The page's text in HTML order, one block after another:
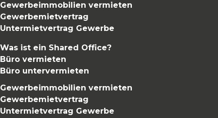
Gewerbeimmobilien vermieten
Gewerbemietvertrag
Untermietvertrag Gewerbe
Was ist ein Shared Office?
Büro vermieten
Büro untervermieten
Gewerbeimmobilien vermieten
Gewerbemietvertrag
Untermietvertrag Gewerbe